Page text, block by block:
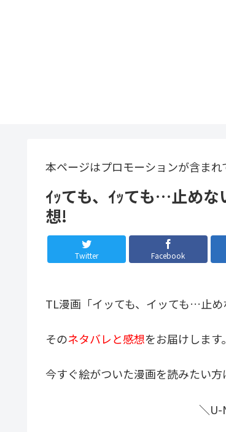
本ページはプロモーションが含まれ
ｲｯても、ｲｯても…止めな
想!
Twitter Facebook
TL漫画「イッても、イッても…止め
そのネタバレと感想をお届けします。
今すぐ絵がついた漫画を読みたい方
＼U-